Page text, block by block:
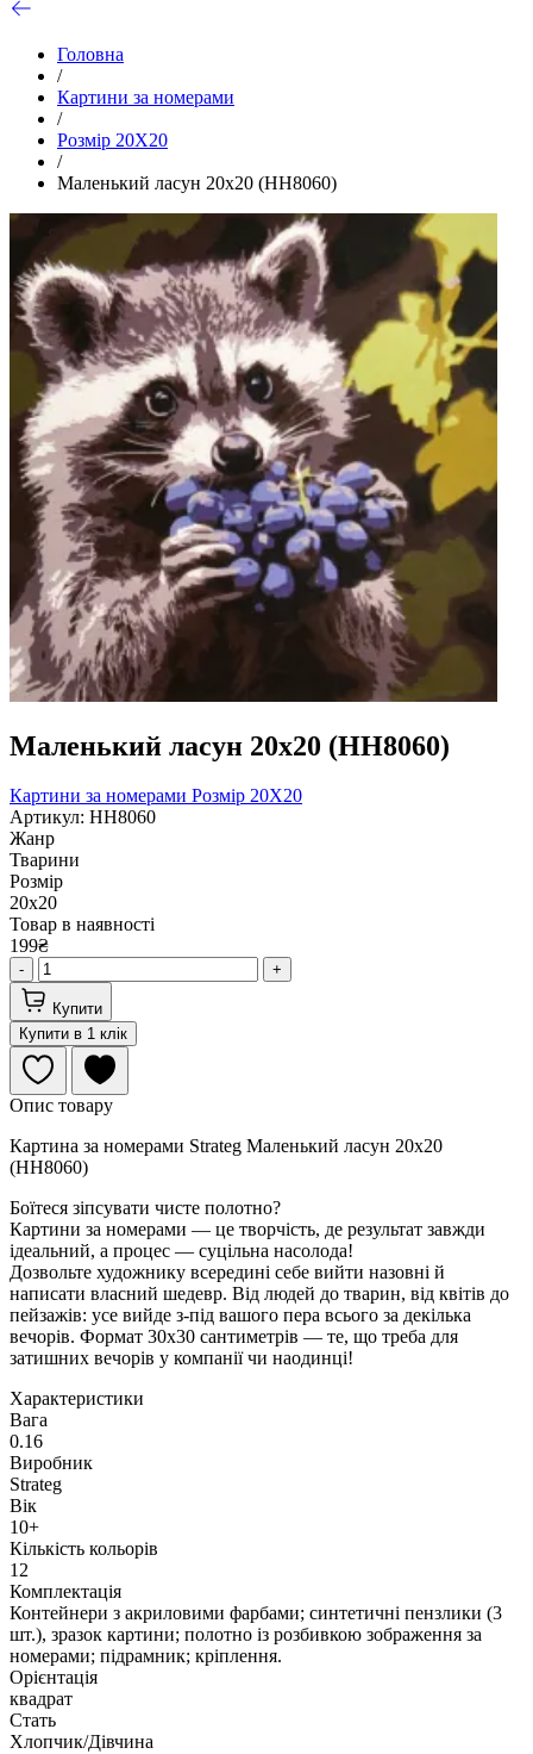
Головна
/
Картини за номерами
/
Розмір 20Х20
/
Маленький ласун 20х20 (HH8060)
Маленький ласун 20х20 (HH8060)
Картини за номерами Розмір 20Х20
Артикул: HH8060
Жанр
Тварини
Розмір
20х20
Товар в наявності
199₴
- +
Купити
Купити в 1 клік
Опис товару
Картина за номерами Strateg Маленький ласун 20х20
(HH8060)
Боїтеся зіпсувати чисте полотно?
Картини за номерами — це творчість, де результат завжди
ідеальний, а процес — суцільна насолода!
Дозвольте художнику всередині себе вийти назовні й
написати власний шедевр. Від людей до тварин, від квітів до
пейзажів: усе вийде з-під вашого пера всього за декілька
вечорів. Формат 30х30 сантиметрів — те, що треба для
затишних вечорів у компанії чи наодинці!
Характеристики
Вага
0.16
Виробник
Strateg
Вік
10+
Кількість кольорів
12
Комплектація
Контейнери з акриловими фарбами; синтетичні пензлики (3
шт.), зразок картини; полотно із розбивкою зображення за
номерами; підрамник; кріплення.
Орієнтація
квадрат
Стать
Хлопчик/Дiвчина